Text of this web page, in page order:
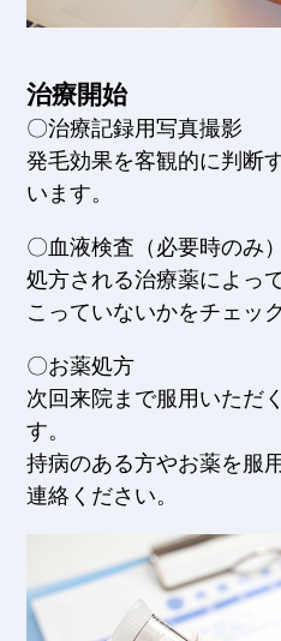
治療開始
〇治療記録用写真撮影
発毛効果を客観的に判断
います。
〇血液検査（必要時のみ）
処方される治療薬によっ
こっていないかをチェッ
〇お薬処方
次回来院まで服用いただ
す。
持病のある方やお薬を服
連絡ください。